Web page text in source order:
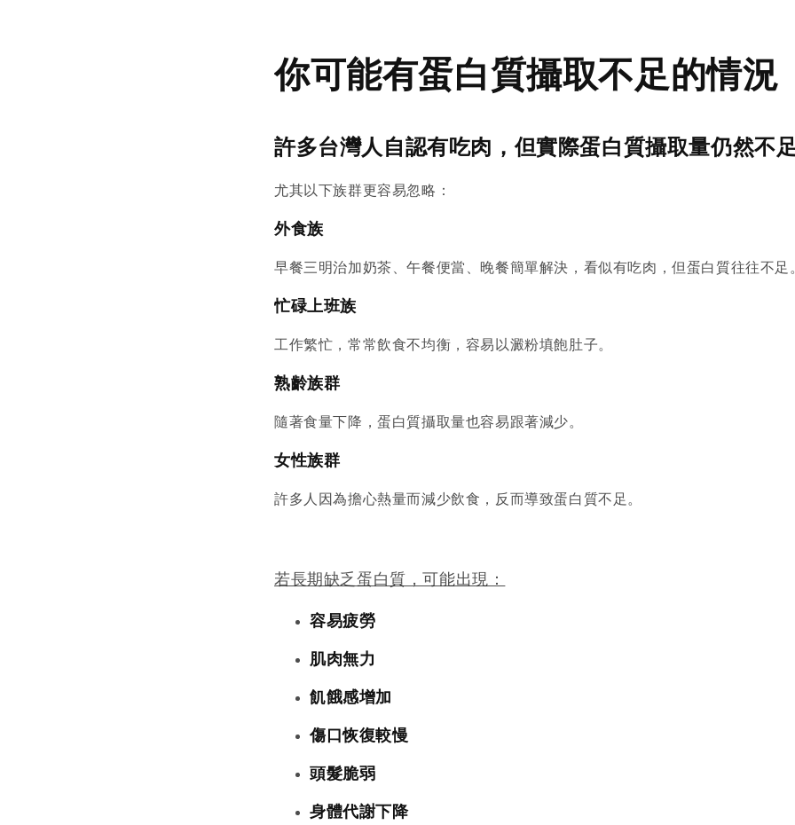
你可能有蛋白質攝取不足的情況
許多台灣人自認有吃肉，但實際蛋白質攝取量仍然不
尤其以下族群更容易忽略：
外食族
早餐三明治加奶茶、午餐便當、晚餐簡單解決，看似有吃肉，但蛋白質往往不足
忙碌上班族
工作繁忙，常常飲食不均衡，容易以澱粉填飽肚子。
熟齡族群
隨著食量下降，蛋白質攝取量也容易跟著減少。
女性族群
許多人因為擔心熱量而減少飲食，反而導致蛋白質不足。
若長期缺乏蛋白質，可能出現：
容易疲勞
肌肉無力
飢餓感增加
傷口恢復較慢
頭髮脆弱
身體代謝下降